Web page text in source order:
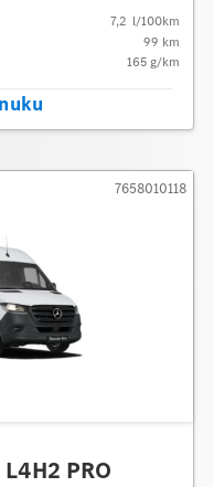
7,2 l/100km
99 km
165g/km
PRO
7658010118